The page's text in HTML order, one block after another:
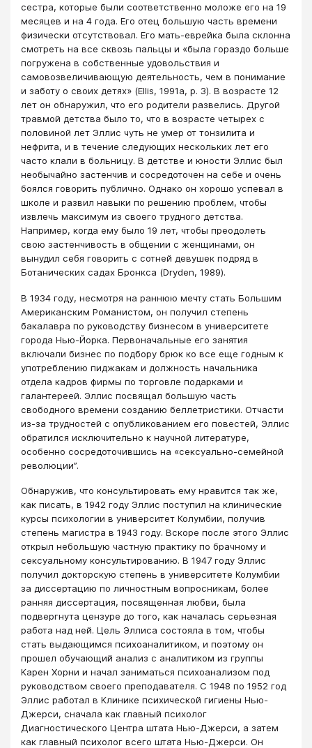
сестра, которые были соответственно моложе его на 19
месяцев и на 4 года. Его отец большую часть времени
физически отсутствовал. Его мать-еврейка была склонна
смотреть на все сквозь пальцы и «была гораздо больше
погружена в собственные удовольствия и
самовозвеличивающую деятельность, чем в понимание
и заботу о своих детях» (Ellis, 1991a, p. 3). В возрасте 12
лет он обнаружил, что его родители развелись. Другой
травмой детства было то, что в возрасте четырех с
половиной лет Эллис чуть не умер от тонзилита и
нефрита, и в течение следующих нескольких лет его
часто клали в больницу. В детстве и юности Эллис был
необычайно застенчив и сосредоточен на себе и очень
боялся говорить публично. Однако он хорошо успевал в
школе и развил навыки по решению проблем, чтобы
извлечь максимум из своего трудного детства.
Например, когда ему было 19 лет, чтобы преодолеть
свою застенчивость в общении с женщинами, он
вынудил себя говорить с сотней девушек подряд в
Ботанических садах Бронкса (Dryden, 1989).
В 1934 году, несмотря на раннюю мечту стать Большим
Американским Романистом, он получил степень
бакалавра по руководству бизнесом в университете
города Нью-Йорка. Первоначальные его занятия
включали бизнес по подбору брюк ко все еще годным к
употреблению пиджакам и должность начальника
отдела кадров фирмы по торговле подарками и
галантереей. Эллис посвящал большую часть
свободного времени созданию беллетристики. Отчасти
из-за трудностей с опубликованием его повестей, Эллис
обратился исключительно к научной литературе,
особенно сосредоточившись на «сексуально-семейной
революции”.
Обнаружив, что консультировать ему нравится так же,
как писать, в 1942 году Эллис поступил на клинические
курсы психологии в университет Колумбии, получив
степень магистра в 1943 году. Вскоре после этого Эллис
открыл небольшую частную практику по брачному и
сексуальному консультированию. В 1947 году Эллис
получил докторскую степень в университете Колумбии
за диссертацию по личностным вопросникам, более
ранняя диссертация, посвященная любви, была
подвергнута цензуре до того, как началась серьезная
работа над ней. Цель Эллиса состояла в том, чтобы
стать выдающимся психоаналитиком, и поэтому он
прошел обучающий анализ с аналитиком из группы
Карен Хорни и начал заниматься психоанализом под
руководством своего преподавателя. С 1948 по 1952 год
Эллис работал в Клинике психической гигиены Нью-
Джерси, сначала как главный психолог
Диагностического Центра штата Нью-Джерси, а затем
как главный психолог всего штата Нью-Джерси. Он